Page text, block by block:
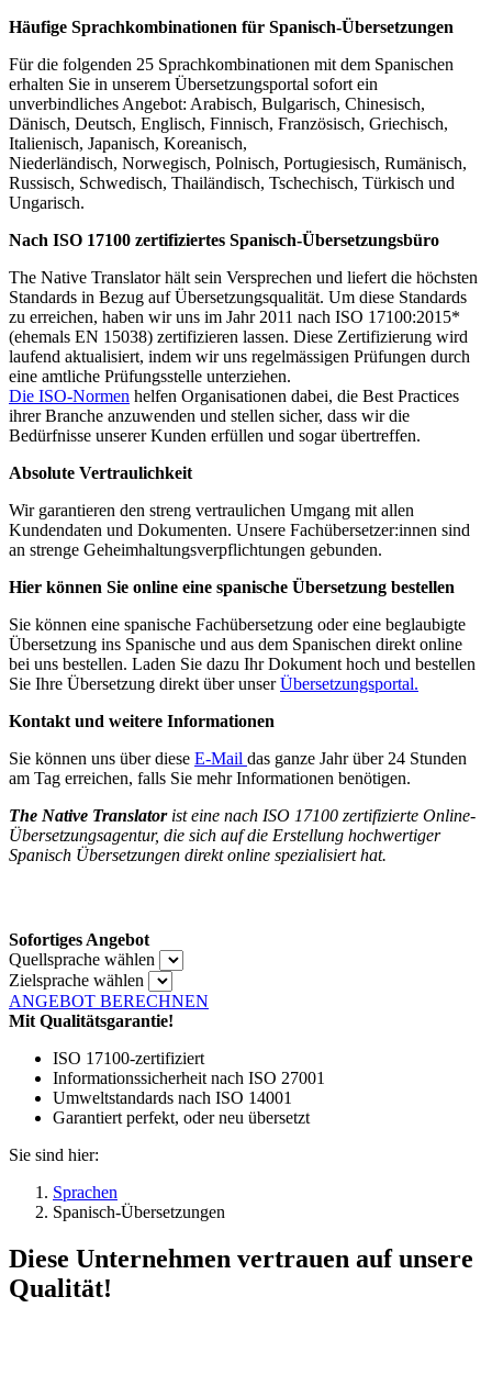
Häufige Sprachkombinationen für Spanisch-Übersetzungen
Für die folgenden 25 Sprachkombinationen mit dem Spanischen
erhalten Sie in unserem Übersetzungsportal sofort ein
unverbindliches Angebot: Arabisch, Bulgarisch, Chinesisch,
Dänisch, Deutsch, Englisch, Finnisch, Französisch, Griechisch,
Italienisch, Japanisch, Koreanisch,
Niederländisch, Norwegisch, Polnisch, Portugiesisch, Rumänisch,
Russisch, Schwedisch, Thailändisch, Tschechisch, Türkisch und
Ungarisch.
Nach ISO 17100 zertifiziertes Spanisch-Übersetzungsbüro
The Native Translator hält sein Versprechen und liefert die höchsten
Standards in Bezug auf Übersetzungsqualität. Um diese Standards
zu erreichen, haben wir uns im Jahr 2011 nach ISO 17100:2015*
(ehemals EN 15038) zertifizieren lassen. Diese Zertifizierung wird
laufend aktualisiert, indem wir uns regelmässigen Prüfungen durch
eine amtliche Prüfungsstelle unterziehen.
Die ISO-Normen helfen Organisationen dabei, die Best Practices
ihrer Branche anzuwenden und stellen sicher, dass wir die
Bedürfnisse unserer Kunden erfüllen und sogar übertreffen.
Absolute Vertraulichkeit
Wir garantieren den streng vertraulichen Umgang mit allen
Kundendaten und Dokumenten. Unsere Fachübersetzer:innen sind
an strenge Geheimhaltungsverpflichtungen gebunden.
Hier können Sie online eine spanische Übersetzung bestellen
Sie können eine spanische Fachübersetzung oder eine beglaubigte
Übersetzung ins Spanische und aus dem Spanischen direkt online
bei uns bestellen. Laden Sie dazu Ihr Dokument hoch und bestellen
Sie Ihre Übersetzung direkt über unserÜbersetzungsportal.
Kontakt und weitere Informationen
Sie können uns über diese E-Mail das ganze Jahr über 24 Stunden
am Tag erreichen, falls Sie mehr Informationen benötigen.
The Native Translator ist eine nach ISO 17100 zertifizierte Online-
Übersetzungsagentur, die sich auf die Erstellung hochwertiger
Spanisch Übersetzungen direkt online spezialisiert hat.
Sofortiges Angebot
Quellsprache wählen
Zielsprache wählen
ANGEBOT BERECHNEN
Mit Qualitätsgarantie!
ISO 17100-zertifiziert
Informationssicherheit nach ISO 27001
Umweltstandards nach ISO 14001
Garantiert perfekt, oder neu übersetzt
Sie sind hier:
Sprachen
Spanisch-Übersetzungen
Diese Unternehmen vertrauen auf unsere
Qualität!